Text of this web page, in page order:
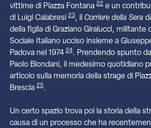
vittime di Piazza Fontana 22 e un
di Luigi Calabresi 23, il Corriere della Sera
della figlia di Graziano Giralucci, militante
Sociale Italiano ucciso insieme a
Padova nel 1974 24. Prendendo spunto
Paolo Biondani, il medesimo quotidiano
articolo sulla memoria della strage di
Brescia 25.
Un certo spazio trova poi la storia della
causa di un processo che ha